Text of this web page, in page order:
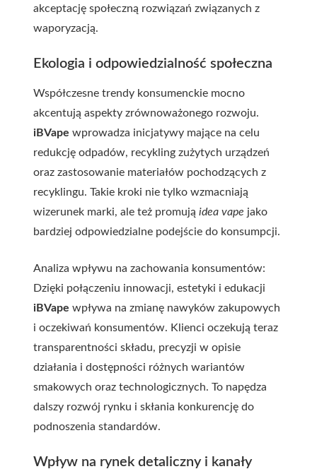
akceptację społeczną rozwiązań związanych z
waporyzacją.
Ekologia i odpowiedzialność społeczna
Współczesne trendy konsumenckie mocno
akcentują aspekty zrównoważonego rozwoju.
iBVape wprowadza inicjatywy mające na celu
redukcję odpadów, recykling zużytych urządzeń
oraz zastosowanie materiałów pochodzących z
recyklingu. Takie kroki nie tylko wzmacniają
wizerunek marki, ale też promują idea vape jako
bardziej odpowiedzialne podejście do konsumpcji.
Analiza wpływu na zachowania konsumentów:
Dzięki połączeniu innowacji, estetyki i edukacji
iBVape wpływa na zmianę nawyków zakupowych
i oczekiwań konsumentów. Klienci oczekują teraz
transparentności składu, precyzji w opisie
działania i dostępności różnych wariantów
smakowych oraz technologicznych. To napędza
dalszy rozwój rynku i skłania konkurencję do
podnoszenia standardów.
Wpływ na rynek detaliczny i kanały